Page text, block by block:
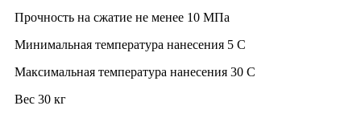
Прочность на сжатие не менее 10 МПа
Минимальная температура нанесения 5 C
Максимальная температура нанесения 30 C
Вес 30 кг